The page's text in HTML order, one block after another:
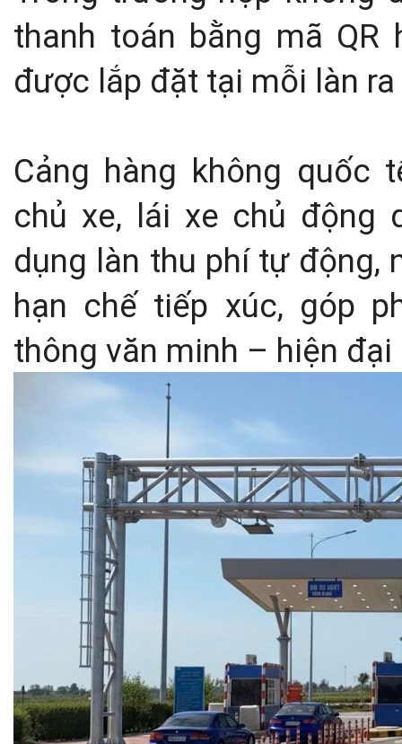
thanh toán bằng mã
được lắp đặt tại mỗi làn
Cảng hàng không quốc
chủ xe, lái xe chủ động
dụng làn thu phí tự động,
hạn chế tiếp xúc, góp
thông văn minh – hiện